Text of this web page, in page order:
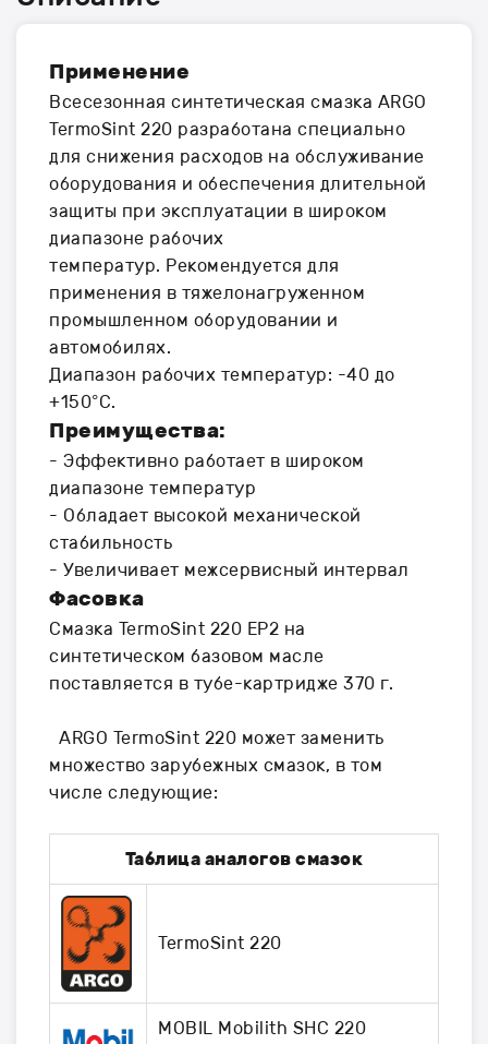
Применение
Всесезонная синтетическая смазка ARGO
TermoSint 220 разработана специально
для снижения расходов на обслуживание
оборудования и обеспечения длительной
защиты при эксплуатации в широком
диапазоне рабочих
температур. Рекомендуется для
применения в тяжелонагруженном
промышленном оборудовании и
автомобилях.
Диапазон рабочих температур: -40 до
+150°С.
Преимущества:
- Эффективно работает в широком
диапазоне температур
- Обладает высокой механической
стабильность
- Увеличивает межсервисный интервал
Фасовка
Смазка TermoSint 220 EP2 на
синтетическом базовом масле
поставляется в тубе-картридже 370 г.
ARGO TermoSint 220 может заменить
множество зарубежных смазок, в том
числе следующие:
Таблица аналогов смазок
TermoSint 220
MOBIL Mobilith SHC 220